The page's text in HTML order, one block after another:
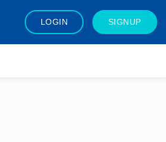
LOGIN SIGNUP